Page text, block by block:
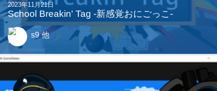
2023年11月21日
School Breakin' Tag -新感覚おにごっこ-
s9 他